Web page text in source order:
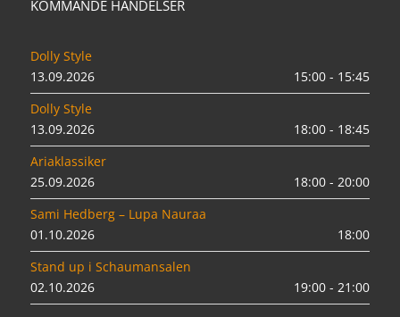
KOMMANDE HÄNDELSER
Dolly Style
13.09.2026
15:00 - 15:45
Dolly Style
13.09.2026
18:00 - 18:45
Ariaklassiker
25.09.2026
18:00 - 20:00
Sami Hedberg – Lupa Nauraa
01.10.2026
18:00
Stand up i Schaumansalen
02.10.2026
19:00 - 21:00